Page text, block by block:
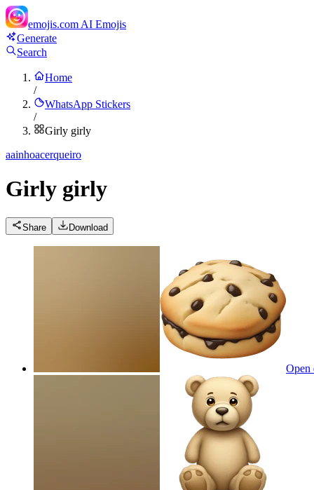
emojis.com AI Emojis
Generate
Search
Home
/
WhatsApp Stickers
/
Girly girly
aainhoacerqueiro
Girly girly
Share Download
Open